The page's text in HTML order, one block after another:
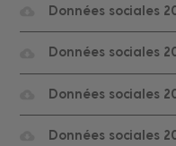
Données sociales
Données sociales
Données sociales
Données sociales